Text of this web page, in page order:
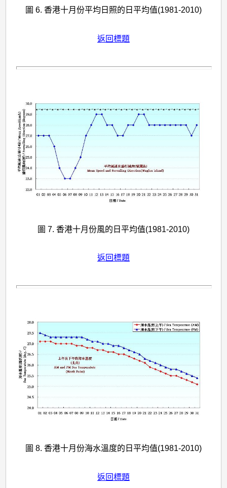
圖 6. 香港十月份平均日照的日平均值(1981-2010)
返回標題
圖 7. 香港十月份風的日平均值(1981-2010)
返回標題
圖 8. 香港十月份海水溫度的日平均值(1981-2010)
返回標題